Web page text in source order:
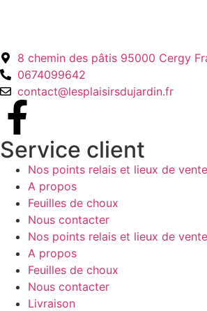
8 chemin des pâtis 95000 Cergy
0674099642
contact@lesplaisirsdujardin.fr
Service client
Nos points relais et lieux de vente
A propos
Feuilles de choux
Nous contacter
Nos points relais et lieux de vente
A propos
Feuilles de choux
Nous contacter
Livraison